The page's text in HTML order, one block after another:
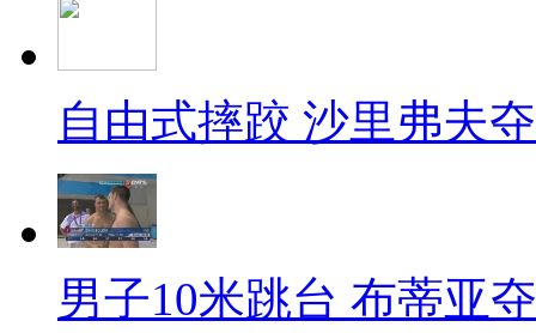
自由式摔跤 沙里弗夫
男子10米跳台 布蒂亚